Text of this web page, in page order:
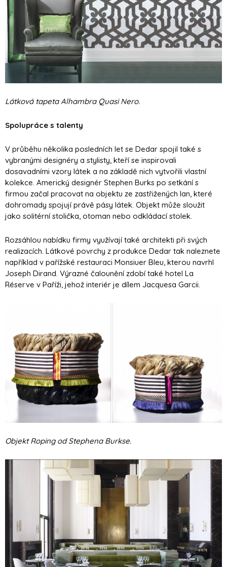
Látková tapeta Alhambra Quasi Nero.
Spolupráce s talenty
V průběhu několika posledních let se Dedar spojil také s
vybranými designéry a stylisty, kteří se inspirovali
dosavadními vzory látek a na základě nich vytvořili vlastní
kolekce. Americký designér Stephen Burks po setkání s
firmou začal pracovat na objektu ze zastřižených lan, které
dohromady spojují právě pásy látek. Objekt může sloužit
jako solitérní stolička, otoman nebo odkládací stolek.
Rozsáhlou nabídku firmy využívají také architekti při svých
realizacích. Látkové povrchy z produkce Dedar tak naleznete
například v pařížské restauraci Monsiuer Bleu, kterou navrhl
Joseph Dirand. Výrazné čalounění zdobí také hotel La
Réserve v Paříži, jehož interiér je dílem Jacquesa Garcii.
Objekt Roping od Stephena Burkse.